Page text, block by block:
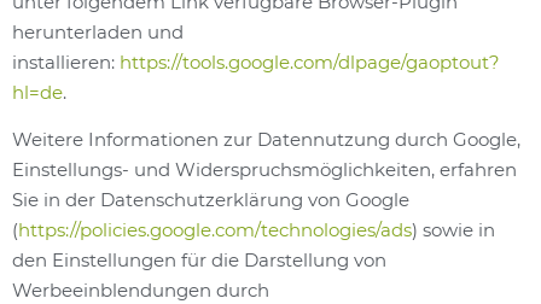
herunterladen und
installieren: https://tools.google.com/dlpage/gaoptout?
hl=de.
Weitere Informationen zur Datennutzung durch Google,
Einstellungs- und Widerspruchsmöglichkeiten, erfahren
Sie in der Datenschutzerklärung von Google
(https://policies.google.com/technologies/ads) sowie in
den Einstellungen für die Darstellung von
Werbeeinblendungen durch